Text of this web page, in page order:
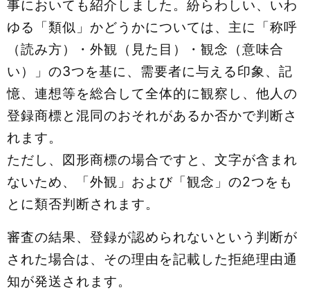
事においても紹介しました。紛らわしい、いわ
ゆる「類似」かどうかについては、主に「称呼
（読み⽅）・外観（⾒た⽬）・観念（意味合
い）」の3つを基に、需要者に与える印象、記
憶、連想等を総合して全体的に観察し、他⼈の
登録商標と混同のおそれがあるか否かで判断さ
れます。
ただし、図形商標の場合ですと、文字が含まれ
ないため、「外観」および「観念」の2つをも
とに類否判断されます。
審査の結果、登録が認められないという判断が
された場合は、その理由を記載した拒絶理由通
知が発送されます。